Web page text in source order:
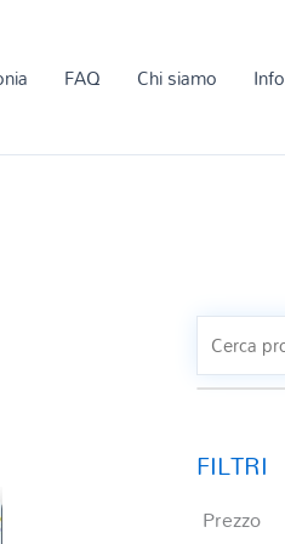
FAQ Chi siamo Info
Prezzo